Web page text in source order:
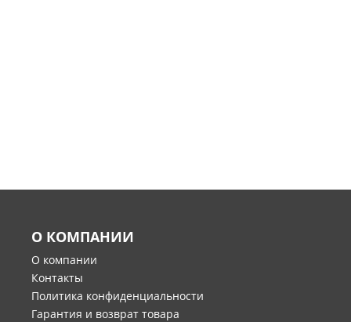
О КОМПАНИИ
О компании
Контакты
Политика конфиденциальности
Гарантия и возврат товара